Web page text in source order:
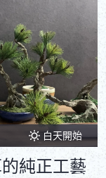
白天開始
純正工藝